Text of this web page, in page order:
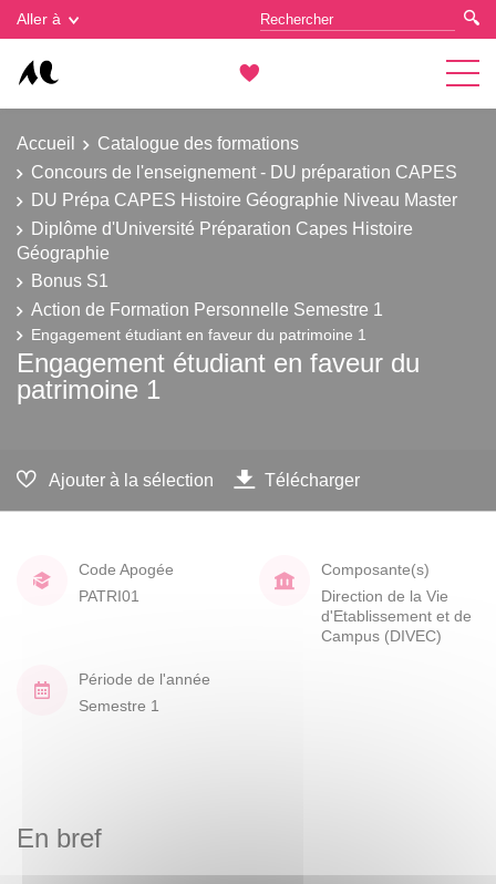
Aller à
Accueil
Catalogue des formations
Concours de l'enseignement - DU préparation CAPES
DU Prépa CAPES Histoire Géographie Niveau Master
Diplôme d'Université Préparation Capes Histoire
Géographie
Bonus S1
Action de Formation Personnelle Semestre 1
Engagement étudiant en faveur du patrimoine 1
Engagement étudiant en faveur du
patrimoine 1
Ajouter à la sélection Télécharger
Code Apogée
PATRI01
Composante(s)
Direction de la Vie
d'Etablissement et de
Campus (DIVEC)
Période de l'année
Semestre 1
En bref
Gestion des cookies